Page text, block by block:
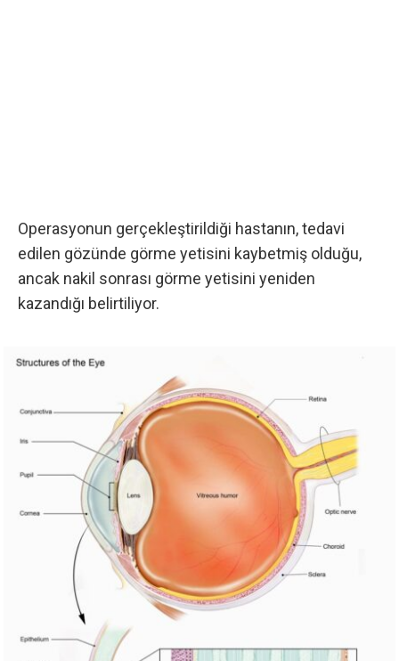
Operasyonun gerçekleştirildiği hastanın, tedavi
edilen gözünde görme yetisini kaybetmiş olduğu,
ancak nakil sonrası görme yetisini yeniden
kazandığı belirtiliyor.